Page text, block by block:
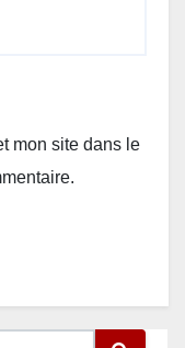
mon site dans le